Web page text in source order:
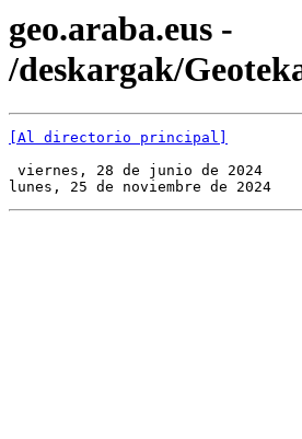
geo.araba.eus -
/deskargak/
[Al directorio principal]
viernes, 28 de junio de 2024
lunes, 25 de noviembre de